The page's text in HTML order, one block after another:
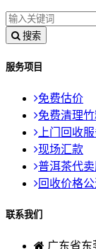
搜索
服务项目
免费估价
免费清理
上门回收
现场汇款
普洱茶代
回收价格
联系我们
广东省东